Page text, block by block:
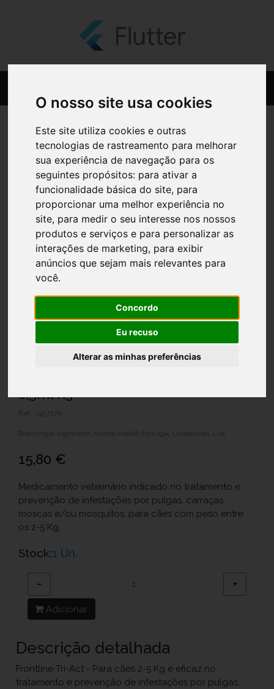
O nosso site usa cookies
Este site utiliza cookies e outras
tecnologias de rastreamento para melhorar
sua experiência de navegação para os
seguintes propósitos: para ativar a
funcionalidade básica do site, para
proporcionar uma melhor experiência no
site, para medir o seu interesse nos nossos
produtos e serviços e para personalizar as
interações de marketing, para exibir
anúncios que sejam mais relevantes para
você.
Concordo
Eu recuso
Alterar as minhas preferências
0,5ml X3
Ref.: 7457275
Boehringer Ingelheim Animal Health Portugal, Unipessoal, Lda
15,80 €
Medicamento veterinário indicado no tratamento e
prevenção de infestações por pulgas, carraças,
moscas e/ou mosquitos, para cães com peso entre
os 2-5 Kg,
Stock:1 Un.
− +
Adicionar
Descrição detalhada
Frontline Tri-Act - Para cães 2-5 Kg é eficaz no
tratamento e prevenção de infestações por pulgas,